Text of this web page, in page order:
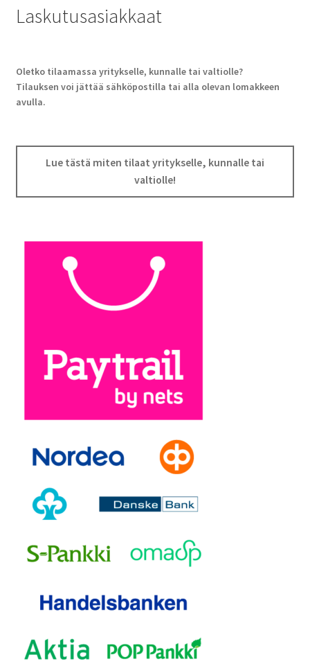
Laskutusasiakkaat
Oletko tilaamassa yritykselle, kunnalle tai valtiolle?
Tilauksen voi jättää sähköpostilla tai alla olevan lomakkeen
avulla.
Lue tästä miten tilaat yritykselle, kunnalle tai
valtiolle!